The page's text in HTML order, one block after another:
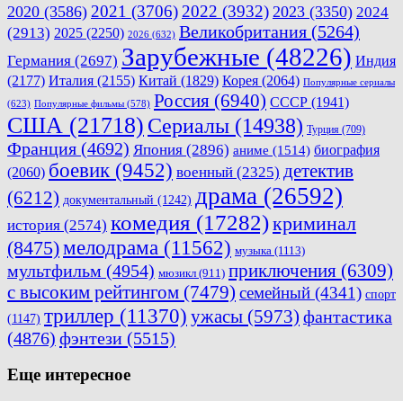
2020 (3586) 2021 (3706) 2022 (3932) 2023 (3350) 2024
(2913) 2025 (2250) 2026 (632) Великобритания (5264)
Германия (2697) Зарубежные (48226) Индия
(2177) Италия (2155) Китай (1829) Корея (2064) Популярные сериалы
(623) Популярные фильмы (578) Россия (6940) СССР (1941)
США (21718) Сериалы (14938) Турция (709)
Франция (4692) Япония (2896) аниме (1514) биография
(2060) боевик (9452) военный (2325) детектив
(6212) документальный (1242) драма (26592)
история (2574) комедия (17282)криминал
(8475)мелодрама (11562) музыка (1113)
мультфильм (4954) мюзикл (911) приключения (6309)
с высоким рейтингом (7479) семейный (4341) спорт
(1147) триллер (11370) ужасы (5973) фантастика
(4876) фэнтези (5515)
Еще интересное